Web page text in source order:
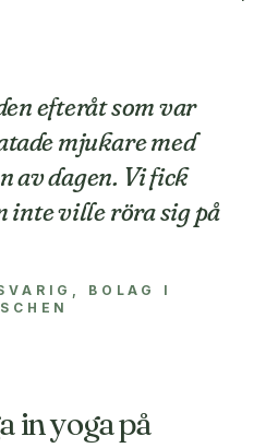
efteråt som var
mjukare med
av dagen. Vi fick
inte ville röra sig på
BOLAG I
in yoga på